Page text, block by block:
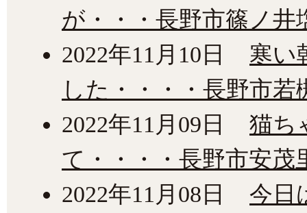
が・・・長野市篠ノ
2022年11月10日
寒い
した・・・・長野市
2022年11月09日
猫ち
て・・・・長野市安
2022年11月08日
今日